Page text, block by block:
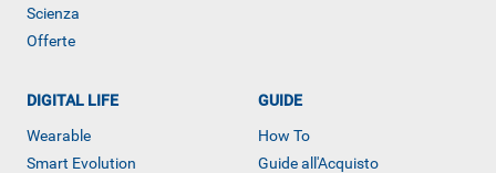
Scienza
Offerte
DIGITAL LIFE
Wearable
Smart Evolution
GUIDE
How To
Guide all'Acquisto